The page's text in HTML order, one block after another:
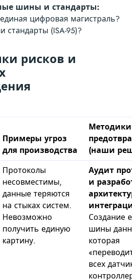
шины и стандарты:
цифровая магистраль?
стандарты (ISA-95)?
рисков и
Примеры угроз
для производства
Методики
(наши
Протоколы
несовместимы,
данные теряются
на стыках систем.
Невозможно
получить единую
картину.
Аудит
и
Создание
шины
которая
всех